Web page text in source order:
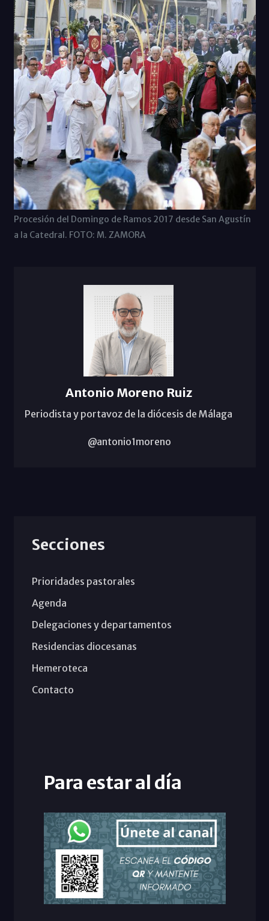
Procesión del Domingo de Ramos 2017 desde San Agustín
a la Catedral. FOTO: M. ZAMORA
Antonio Moreno Ruiz
Periodista y portavoz de la diócesis de Málaga
@antonio1moreno
Secciones
Prioridades pastorales
Agenda
Delegaciones y departamentos
Residencias diocesanas
Hemeroteca
Contacto
Para estar al día